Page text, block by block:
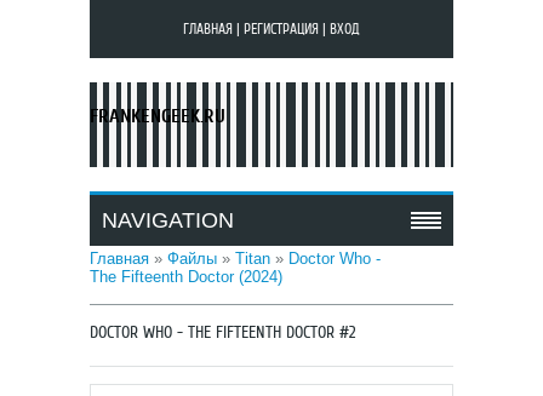
ГЛАВНАЯ РЕГИСТРАЦИЯ ВХОД
FRANKENGEEK.RU
NAVIGATION
Главная » Файлы » Titan » Doctor Who -
The Fifteenth Doctor (2024)
DOCTOR WHO - THE FIFTEENTH DOCTOR #2